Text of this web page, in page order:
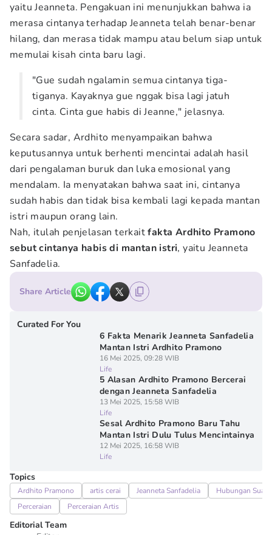
yaitu Jeanneta. Pengakuan ini menunjukkan bahwa ia
merasa cintanya terhadap Jeanneta telah benar-benar
hilang, dan merasa tidak mampu atau belum siap untuk
memulai kisah cinta baru lagi.
"Gue sudah ngalamin semua cintanya tiga-
tiganya. Kayaknya gue nggak bisa lagi jatuh
cinta. Cinta gue habis di Jeanne," jelasnya.
Secara sadar, Ardhito menyampaikan bahwa
keputusannya untuk berhenti mencintai adalah hasil
dari pengalaman buruk dan luka emosional yang
mendalam. Ia menyatakan bahwa saat ini, cintanya
sudah habis dan tidak bisa kembali lagi kepada mantan
istri maupun orang lain.
Nah, itulah penjelasan terkaitfakta Ardhito Pramono
sebut cintanya habis di mantan istri, yaitu Jeanneta
Sanfadelia.
Share Article
Curated For You
6 Fakta Menarik Jeanneta Sanfadelia
Mantan Istri Ardhito Pramono
16 Mei 2025, 09:28 WIB
Life
5 Alasan Ardhito Pramono Bercerai
dengan Jeanneta Sanfadelia
13 Mei 2025, 15:58 WIB
Life
Sesal Ardhito Pramono Baru Tahu
Mantan Istri Dulu Tulus Mencintainya
12 Mei 2025, 16:58 WIB
Life
Topics
Ardhito Pramono artis cerai Jeanneta Sanfadelia
Hubungan
Perceraian
Perceraian Artis
Editorial Team